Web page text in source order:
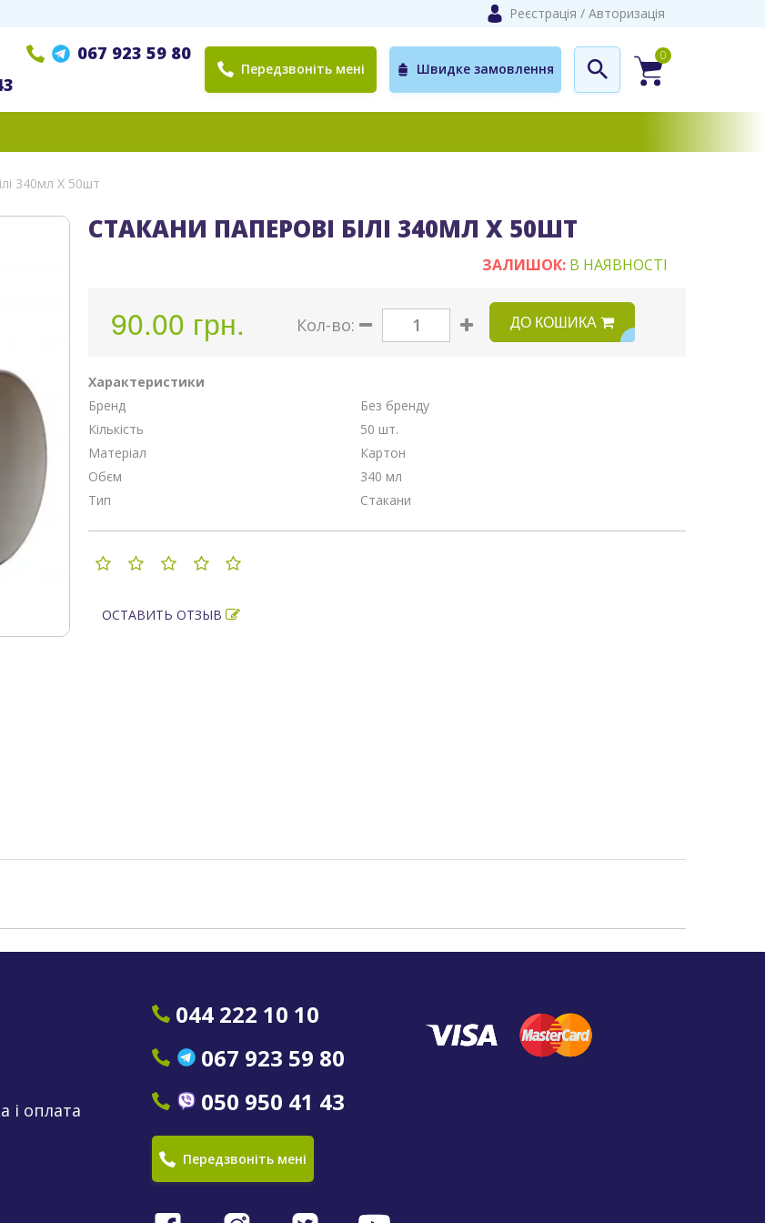
Реєстрація / Авторизація
067 923 59 80
Передзвоніть мені Швидке замовлення
0
340мл X 50шт
СТАКАНИ ПАПЕРОВІ БІЛІ 340МЛ X 50ШТ
ЗАЛИШОК: В НАЯВНОСТІ
90.00 грн. Кoл-во: ДО КОШИКА
Характеристики
Бренд
Без бренду
Кількість
50 шт.
Матеріал
Картон
Обєм
340 мл
Тип
Стакани
ОСТАВИТЬ ОТЗЫВ
і оплата
044 222 10 10
067 923 59 80
050 950 41 43
Передзвоніть мені